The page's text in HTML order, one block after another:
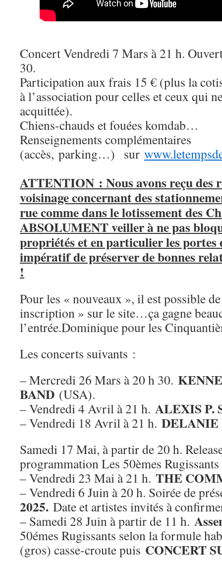
Concert Vendredi 7 Mars à 21 h.
30.
Participation aux frais 15 € (plus la
à l’association pour celles et ceux qui
acquittée).
Chiens-chauds et fouées komdab…
Renseignements complémentaires
(accès, parking…) sur
ATTENTION : Nous avons reçu des
voisinage concernant des
rue comme dans le lotissement des
ABSOLUMENT veiller à ne pas
propriétés et en particulier les portes
impératif de préserver de bonnes
!
Pour les « nouveaux », il est possible
inscription » sur le site…ça gagne
l’entrée.Dominique pour les
Les concerts suivants :
– Mercredi 26 Mars à 20 h 30.
BAND (USA).
– Vendredi 4 Avril à 21 h. ALEXIS P.
– Vendredi 18 Avril à 21 h.
Samedi 17 Mai, à partir de 20 h.
programmation Les 50èmes Rugissants
– Vendredi 23 Mai à 21 h. THE
– Vendredi 6 Juin à 20 h. Soirée de
2025. Date et artistes invités à
– Samedi 28 Juin à partir de 11 h.
50émes Rugissants selon la formule
(gros) casse-croute puis CONCERT